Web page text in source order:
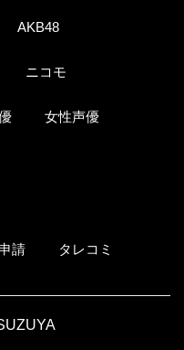
AKB48
ニコモ
女性声優
請 タレコミ